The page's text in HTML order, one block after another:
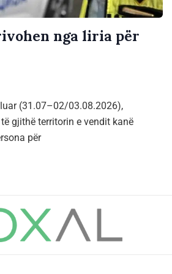
nga liria për
(31.07–02/03.08.2026),
gjithë territorin e vendit kanë
për